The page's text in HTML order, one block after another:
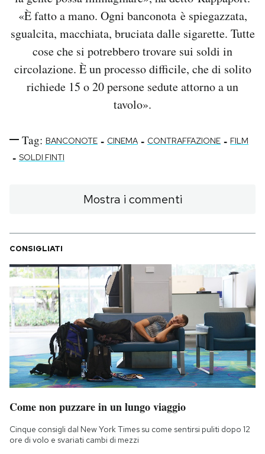
«È fatto a mano. Ogni banconota è spiegazzata,
sgualcita, macchiata, bruciata dalle sigarette. Tutte
cose che si potrebbero trovare sui soldi in
circolazione. È un processo difficile, che di solito
richiede 15 o 20 persone sedute attorno a un
tavolo».
Tag: BANCONOTE - CINEMA - CONTRAFFAZIONE - FILM
- SOLDI FINTI
Mostra i commenti
CONSIGLIATI
Come non puzzare in un lungo viaggio
Cinque consigli dal New York Times su come sentirsi puliti dopo 12
ore di volo e svariati cambi di mezzi